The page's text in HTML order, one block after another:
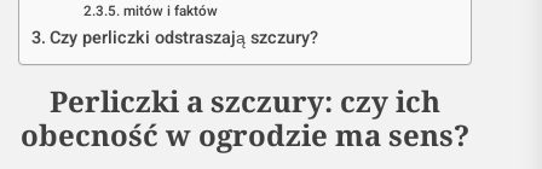
mitów i faktów
Czy perliczki odstraszają szczury?
Perliczki a szczury: czy ich
obecność w ogrodzie ma sens?